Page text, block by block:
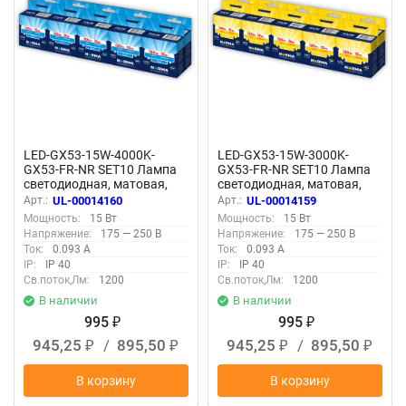
LED-GX53-15W-4000K-
GX53-FR-NR SET10 Лампа
светодиодная, матовая,
Серия Norma, Белый свет
4000K, Упаковка 10 штук
Арт.: UL-00014160
Мощность:
15 Вт
Напряжение:
175 — 250 В
Ток:
0.093 А
IP:
IP 40
Св.поток,Лм:
1200
В наличии
995 ₽
945,25 ₽ / 895,50 ₽
В корзину
LED-GX53-15W-3000K-
GX53-FR-NR SET10 Лампа
светодиодная, матовая,
Серия Norma, Теплый
белый свет 3000K,
Упаковка 10 штук
Арт.: UL-00014159
Мощность:
15 Вт
Напряжение:
175 — 250 В
Ток:
0.093 А
IP:
IP 40
Св.поток,Лм:
1200
В наличии
995 ₽
945,25 ₽ / 895,50 ₽
В корзину